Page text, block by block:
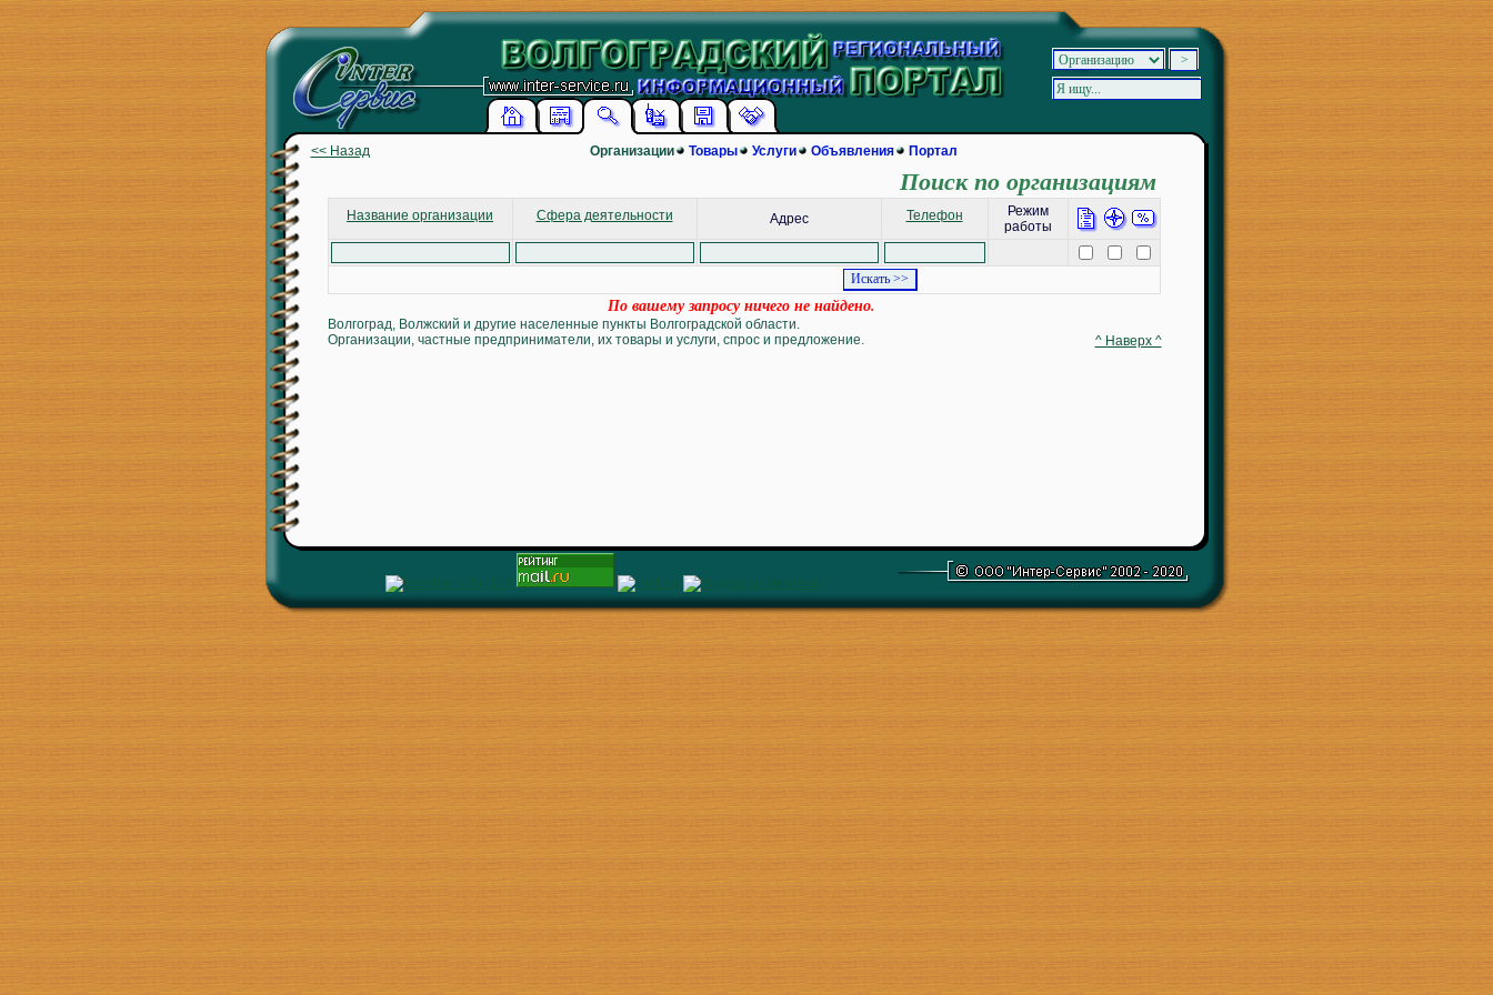
<< Назад Организации Товары Услуги Объявления Портал
Поиск по организациям
Название организации Сфера деятельности Адрес Телефон
Режим
работы
По вашему запросу ничего не найдено.
Волгоград, Волжский и другие населенные пункты Волгоградской области.
Организации, частные предприниматели, их товары и услуги, спрос и предложение.
^ Наверх ^